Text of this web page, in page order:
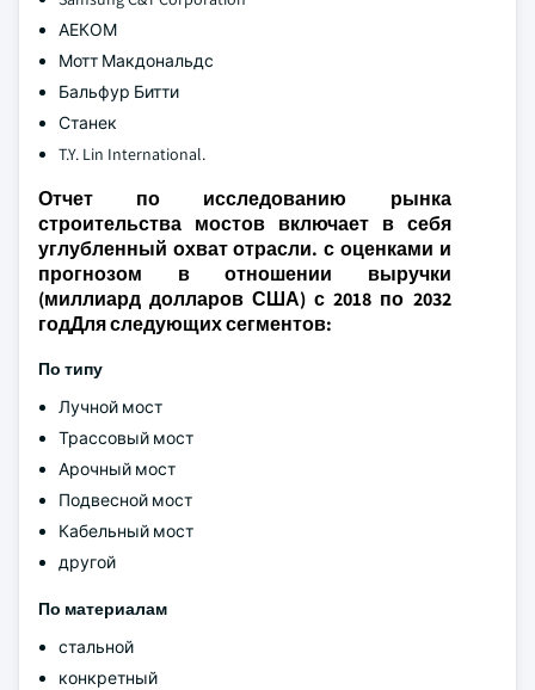
АЕКОМ
Мотт Макдональдс
Бальфур Битти
Станек
T.Y. Lin International.
Отчет по исследованию рынка
строительства мостов включает в себя
углубленный охват отрасли. с оценками и
прогнозом в отношении выручки
(миллиард долларов США) с 2018 по 2032
годДля следующих сегментов:
По типу
Лучной мост
Трассовый мост
Арочный мост
Подвесной мост
Кабельный мост
другой
По материалам
стальной
конкретный